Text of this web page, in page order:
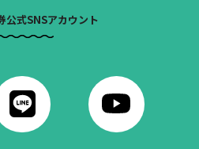
公式SNSアカウント